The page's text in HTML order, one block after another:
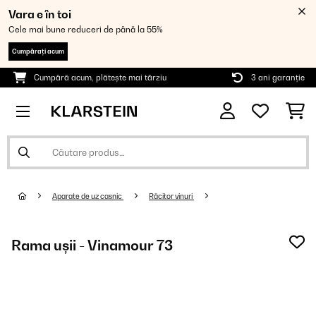
Vara e în toi
Cele mai bune reduceri de până la 55%
Cumpărați acum
Cumpără acum, plătește mai târziu 3 ani garanție
Aparate de uz casnic Răcitor vinuri
Rama ușii - Vinamour 73